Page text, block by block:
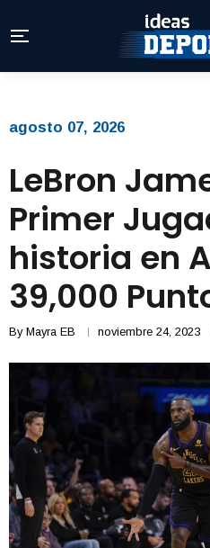
agosto 07, 2026
LeBron
Primer
historia en
39,000
By Mayra EB noviembre 24, 2023